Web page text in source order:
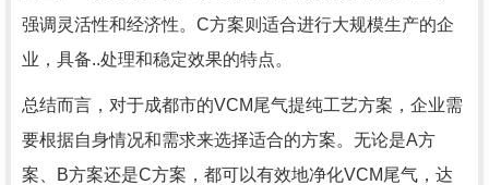
强调灵活性和经济性。C方案则适合进行大规模生产的企
业，具备..处理和稳定效果的特点。
总结而言，对于成都市的VCM尾气提纯工艺方案，企业需
要根据自身情况和需求来选择适合的方案。无论是A方
案、B方案还是C方案，都可以有效地净化VCM尾气，达